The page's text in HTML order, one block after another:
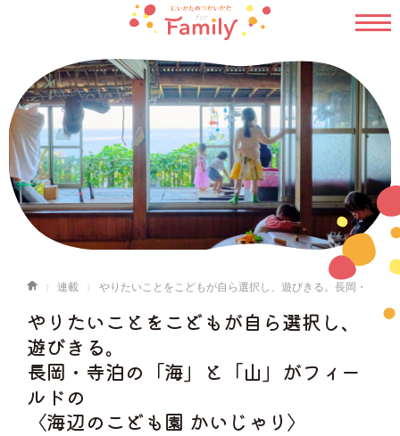
連載
やりたいことをこどもが自ら選択し、遊びきる。長岡・
やりたいことをこどもが自ら選択し、
遊びきる。
長岡・寺泊の「海」と「山」がフィー
ルドの
〈海辺のこども園 かいじゃり〉